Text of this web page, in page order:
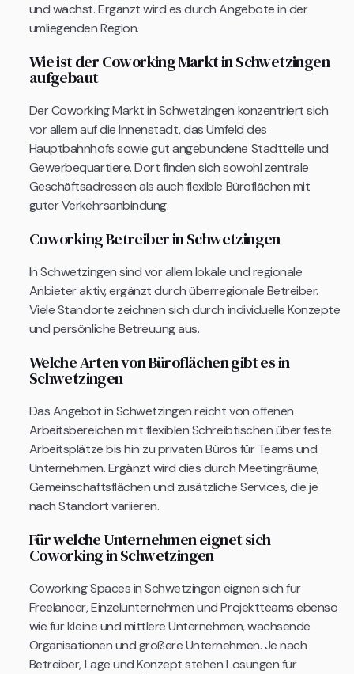
und wächst. Ergänzt wird es durch Angebote in der
umliegenden Region.
Wie ist der Coworking Markt in Schwetzingen
aufgebaut
Der Coworking Markt in Schwetzingen konzentriert sich
vor allem auf die Innenstadt, das Umfeld des
Hauptbahnhofs sowie gut angebundene Stadtteile und
Gewerbequartiere. Dort finden sich sowohl zentrale
Geschäftsadressen als auch flexible Büroflächen mit
guter Verkehrsanbindung.
Coworking Betreiber in Schwetzingen
In Schwetzingen sind vor allem lokale und regionale
Anbieter aktiv, ergänzt durch überregionale Betreiber.
Viele Standorte zeichnen sich durch individuelle Konzepte
und persönliche Betreuung aus.
Welche Arten von Büroflächen gibt es in
Schwetzingen
Das Angebot in Schwetzingen reicht von offenen
Arbeitsbereichen mit flexiblen Schreibtischen über feste
Arbeitsplätze bis hin zu privaten Büros für Teams und
Unternehmen. Ergänzt wird dies durch Meetingräume,
Gemeinschaftsflächen und zusätzliche Services, die je
nach Standort variieren.
Für welche Unternehmen eignet sich
Coworking in Schwetzingen
Coworking Spaces in Schwetzingen eignen sich für
Freelancer, Einzelunternehmen und Projektteams ebenso
wie für kleine und mittlere Unternehmen, wachsende
Organisationen und größere Unternehmen. Je nach
Betreiber, Lage und Konzept stehen Lösungen für